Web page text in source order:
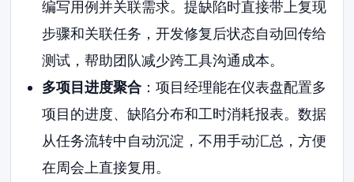
编写用例并关联需求。提缺陷时直接带上复现
步骤和关联任务，开发修复后状态自动回传给
测试，帮助团队减少跨工具沟通成本。
多项目进度聚合：项目经理能在仪表盘配置多
项目的进度、缺陷分布和工时消耗报表。数据
从任务流转中自动沉淀，不用手动汇总，方便
在周会上直接复用。